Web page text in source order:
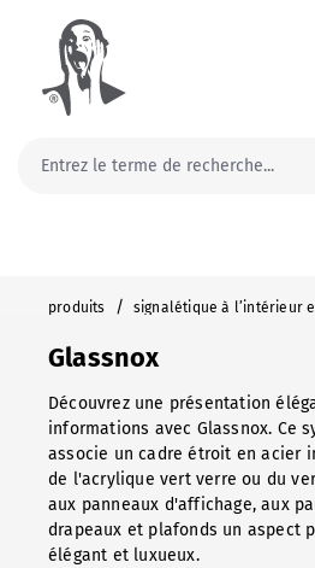
principal
produits / signalétique à l’intérieur
Glassnox
Découvrez une présentation
informations avec Glassnox. Ce
associe un cadre étroit en acier
de l'acrylique vert verre ou du
aux panneaux d'affichage, aux
drapeaux et plafonds un aspect
élégant et luxueux.